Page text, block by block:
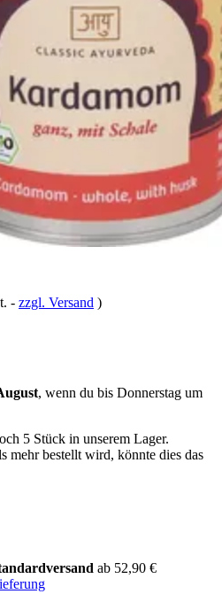
- zzgl. Versand )
, wenn du bis Donnerstag um
5 Stück in unserem Lager.
mehr bestellt wird, könnte dies das
ab 52,90 €